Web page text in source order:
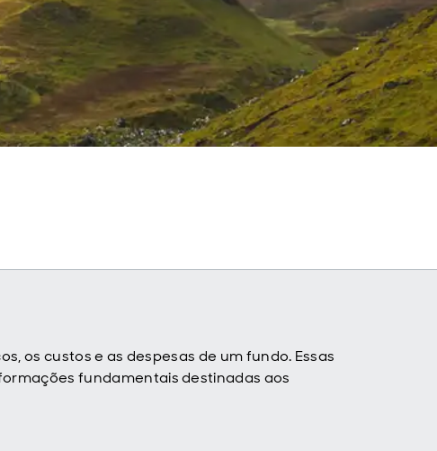
os custos e as despesas de um fundo. Essas
fundamentais destinadas aos